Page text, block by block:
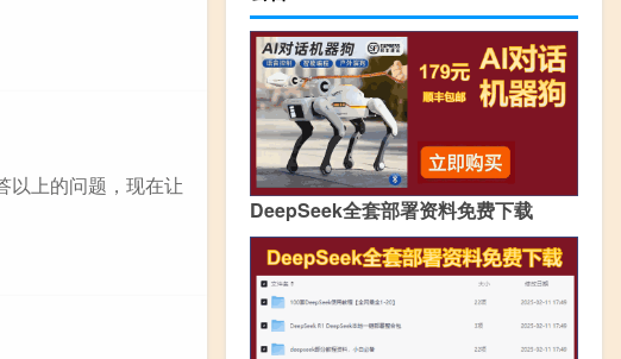
以上的问题，现在让
DeepSeek全套部署资料免费下载